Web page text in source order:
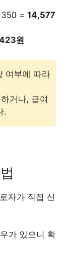
= 14,577
원
여부에 따라
거나, 급여
.
자가 직접 신
가 있으니 확